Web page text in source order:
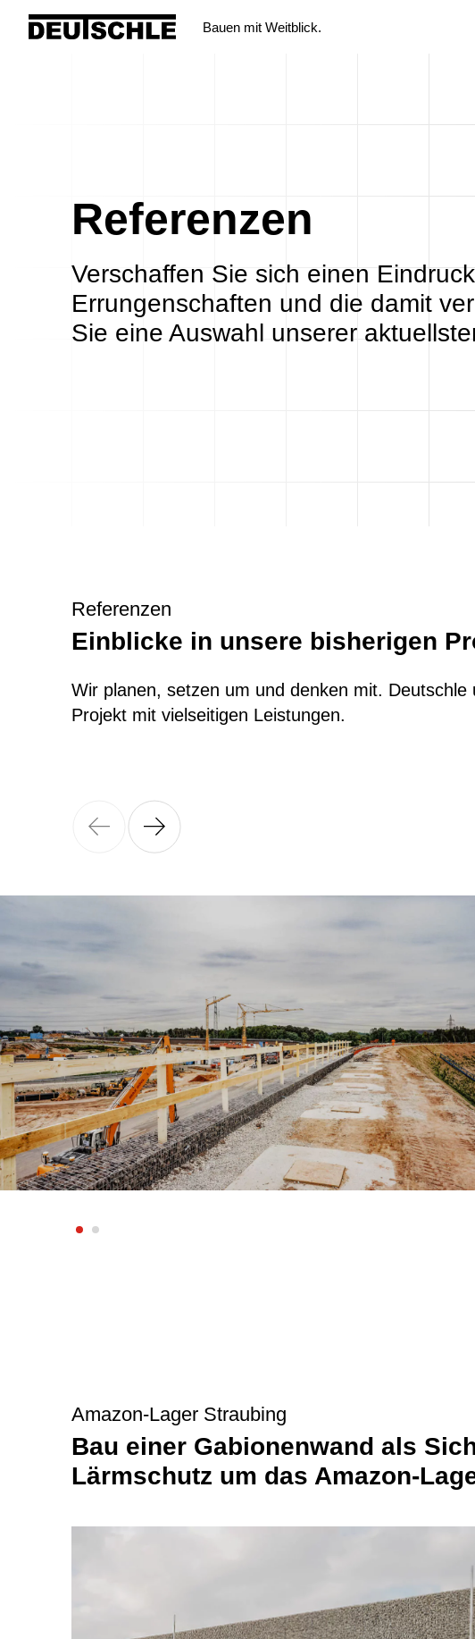
Zum
Inhalt
Bauen mit Weitblick.
Referenzen
Verschaffen Sie sich einen
Errungenschaften und die damit
Sie eine Auswahl unserer
Referenzen
Einblicke in unsere bisherigen
Wir planen, setzen um und denken mit.
Projekt mit vielseitigen Leistungen.
Amazon-Lager Straubing
Bau einer Gabionenwand als
Lärmschutz um das Amazon-